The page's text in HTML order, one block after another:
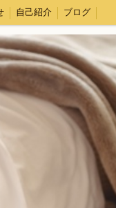
自己紹介 ブログ